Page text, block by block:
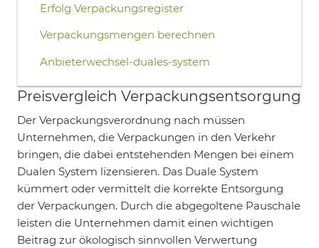
Erfolg Verpackungsregister
Verpackungsmengen berechnen
Anbieterwechsel-duales-system
Preisvergleich Verpackungsentsorgung
Der Verpackungsverordnung nach müssen
Unternehmen, die Verpackungen in den Verkehr
bringen, die dabei entstehenden Mengen bei einem
Dualen System lizensieren. Das Duale System
kümmert oder vermittelt die korrekte Entsorgung
der Verpackungen. Durch die abgegoltene Pauschale
leisten die Unternehmen damit einen wichtigen
Beitrag zur ökologisch sinnvollen Verwertung